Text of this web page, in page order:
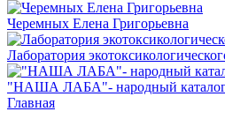
Черемных Елена Григорьевна
Лаборатория
"НАША ЛАБА"- народный каталог
Главная